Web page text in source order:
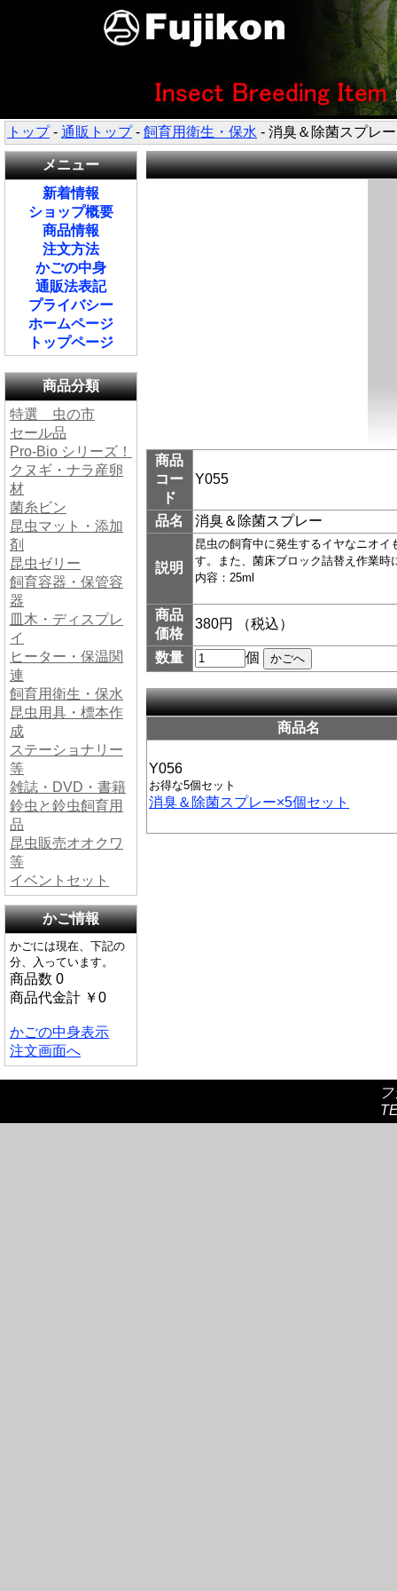
トップ- 通販トップ- 飼育用衛生・保水 - 消臭＆除菌スプレー
メニュー
新着情報
ショップ概要
商品情報
注文方法
かごの中身
通販法表記
プライバシー
ホームページ
トップページ
商品分類
特選 虫の市
セール品
Pro-Bio シリーズ！
クヌギ・ナラ産卵
材
菌糸ビン
昆虫マット・添加
剤
昆虫ゼリー
飼育容器・保管容
器
皿木・ディスプレ
イ
ヒーター・保温関
連
飼育用衛生・保水
昆虫用具・標本作
成
ステーショナリー
等
雑誌・DVD・書籍
鈴虫と鈴虫飼育用
品
昆虫販売オオクワ
等
イベントセット
かご情報
かごには現在、下記の
分、入っています。
商品数 0
商品代金計 ￥0
かごの中身表示
注文画面へ
商品
コー
ド
Y055
品名 消臭＆除菌スプレー
説明
昆虫の飼育中に発生するイヤなニオ
す。また、菌床ブロック詰替え作業
内容：25ml
商品
価格
380円 （税込）
数量 個
商品名
Y056
お得な5個セット
消臭＆除菌スプレー×5個セット